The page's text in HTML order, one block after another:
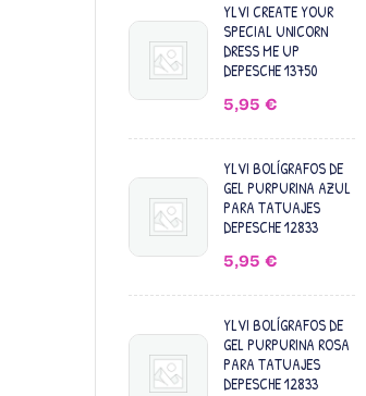
YLVI CREATE YOUR
SPECIAL UNICORN
DRESS ME UP
DEPESCHE 13750
5,95 €
YLVI BOLÍGRAFOS DE
GEL PURPURINA AZUL
PARA TATUAJES
DEPESCHE 12833
5,95 €
YLVI BOLÍGRAFOS DE
GEL PURPURINA ROSA
PARA TATUAJES
DEPESCHE 12833